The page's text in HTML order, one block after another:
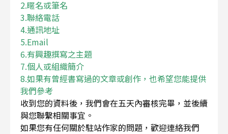
2.暱名或筆名
3.聯絡電話
4.通訊地址
5.Email
6.有興趣撰寫之主題
7.個人或組織簡介
8.如果有曾經書寫過的文章或創作，也希望您能提供
我們參考
收到您的資料後，我們會在五天內審核完畢，並後續
與您聯繫相關事宜。
如果您有任何關於駐站作家的問題，歡迎連絡我們